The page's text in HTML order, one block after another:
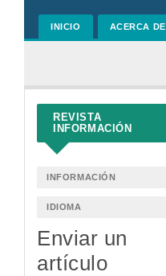
INICIO ACERCA DE
REVISTA
INFORMACIÓN
INFORMACIÓN
IDIOMA
Enviar un
artículo